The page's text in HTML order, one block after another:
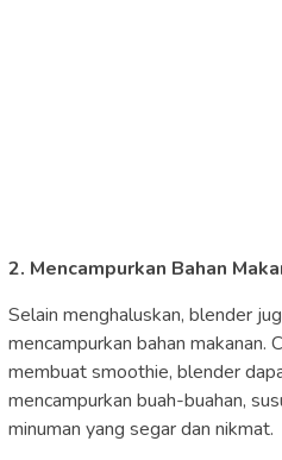
2. Mencampurkan Bahan
Selain menghaluskan, blender
mencampurkan bahan makanan.
membuat smoothie, blender
mencampurkan buah-buahan,
minuman yang segar dan nikmat.